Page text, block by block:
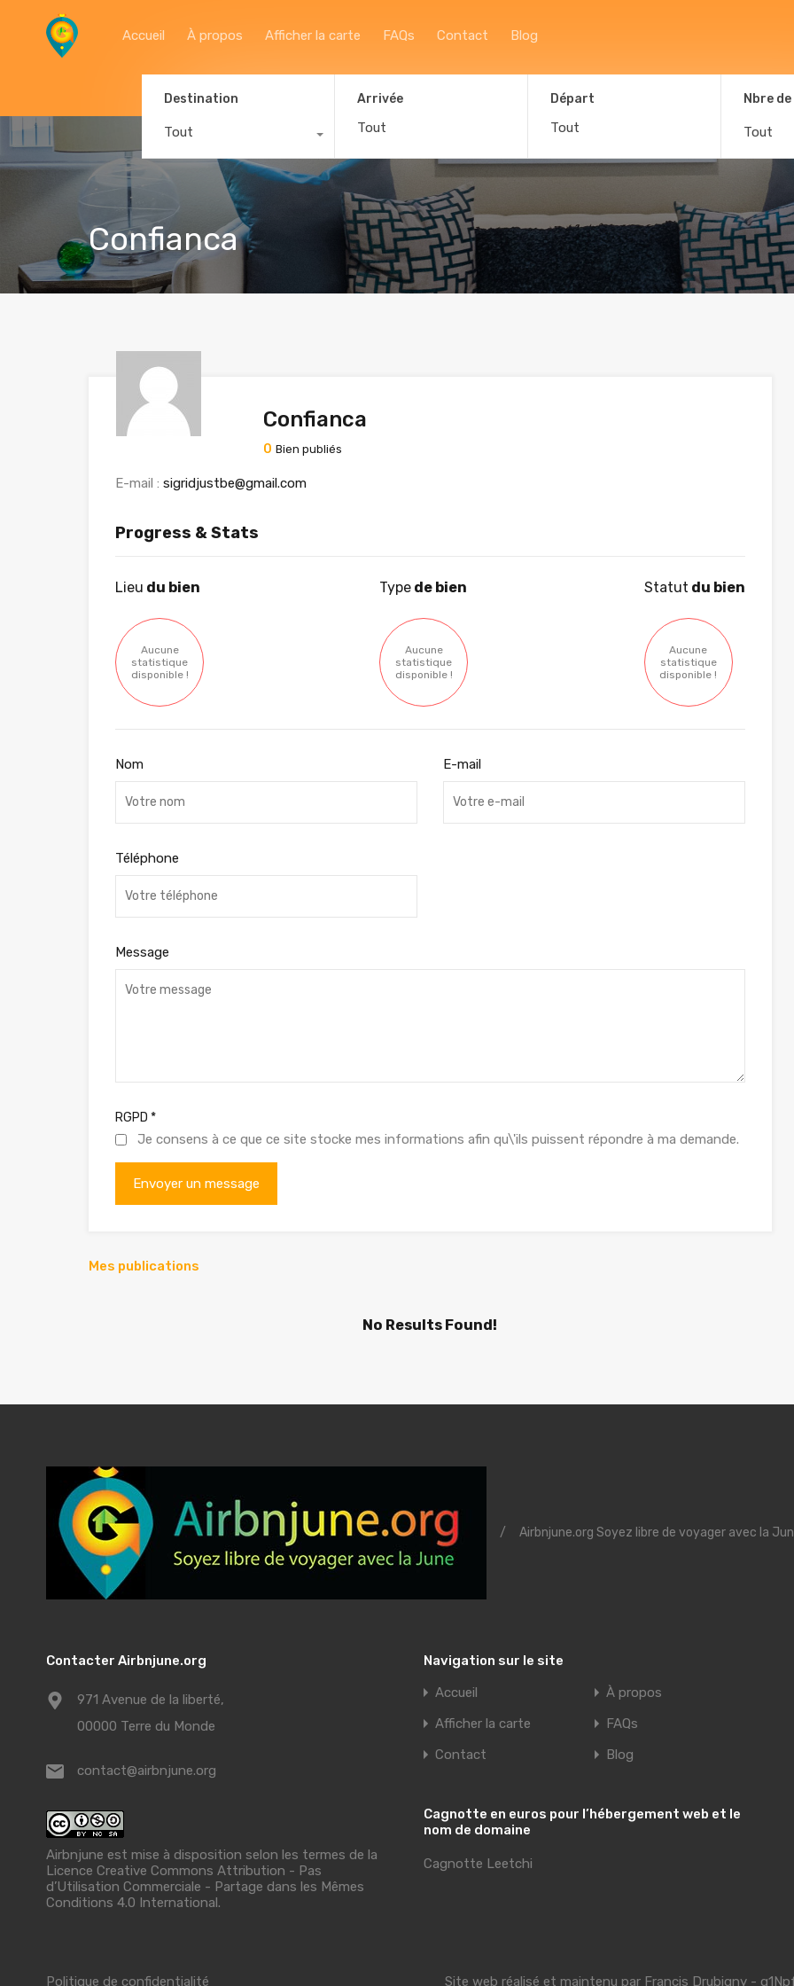
Accueil
Accueil À propos Afficher la carte FAQs Contact Blog
Destination
Tout
Arrivée Départ Nbre
Tout
Confianca
Confianca
0 Bien publiés
E-mail : sigridjustbe@gmail.com
Progress & Stats
Lieu du bien
Aucune
statistique
disponible !
Type de bien
Aucune
statistique
disponible !
Statut du bien
Aucune
statistique
disponible !
Nom E-mail
Téléphone
Message
RGPD *
Je consens à ce que ce site stocke mes informations afin qu\'ils puissent répondre à ma demande.
Mes publications
No Results Found!
/ Airbnjune.org Soyez libre de voyager avec la
Contacter Airbnjune.org
971 Avenue de la liberté,
00000 Terre du Monde
contact@airbnjune.org
Airbnjune est mise à disposition selon les termes de la
Licence Creative Commons Attribution - Pas
d’Utilisation Commerciale - Partage dans les Mêmes
Conditions 4.0 International.
Navigation sur le site
Accueil
À propos
Afficher la carte
FAQs
Contact
Blog
Cagnotte en euros pour l’hébergement web et le
nom de domaine
Cagnotte Leetchi
Politique de confidentialité Site web réalisé et maintenu par Francis Drubigny -